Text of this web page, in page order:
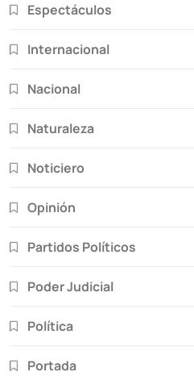
Espectáculos
Internacional
Nacional
Naturaleza
Noticiero
Opinión
Partidos Políticos
Poder Judicial
Política
Portada